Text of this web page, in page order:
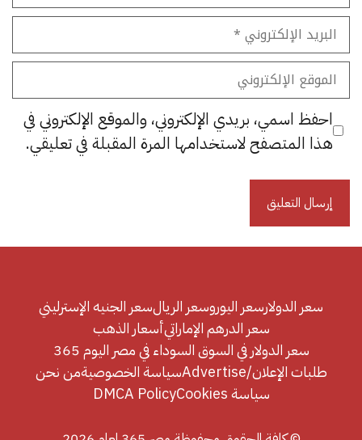
البريد
الإلكتروني
الموقع
الإلكتروني
احفظ اسمي، بريدي الإلكتروني، والموقع الإلكتروني في
هذا المتصفح لاستخدامها المرة المقبلة في تعليقي.
سعر الدولارسعر اليوروسعر الريالسعر الجنيه الإسترليني
سعر الدرهم الإماراتيأسعار الذهب
سعر الدولار في السوق السوداء في مصر اليوم 365
طلبات الإعلان/Advertise
سياسة الخصوصيةمن نحن
سياسة Cookies
DMCA Policy